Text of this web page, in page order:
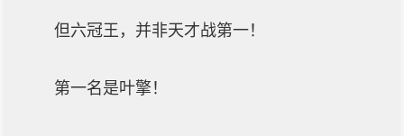
但六冠王，并非天才战第一！
第一名是叶擎！